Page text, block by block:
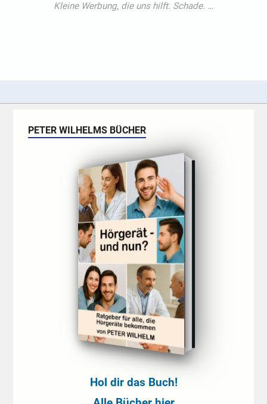
PETER WILHELMS BÜCHER
Hol dir das Buch!